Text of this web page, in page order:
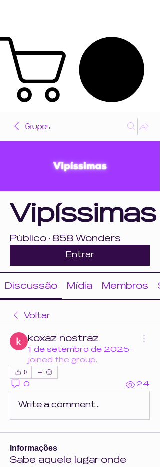
Grupos
Vipíssimas
Público · 858 Wonders
Entrar
Discussão Mídia Membros
Voltar
koxaz nostraz
1 de setembro de 2025 ·
joined the group.
0
0 24
Write a comment...
Informações
Sabe aquele lugar onde